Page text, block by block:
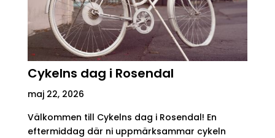
Cykelns dag i Rosendal
maj 22, 2026
Välkommen till Cykelns dag i Rosendal! En
eftermiddag där ni uppmärksammar cykeln